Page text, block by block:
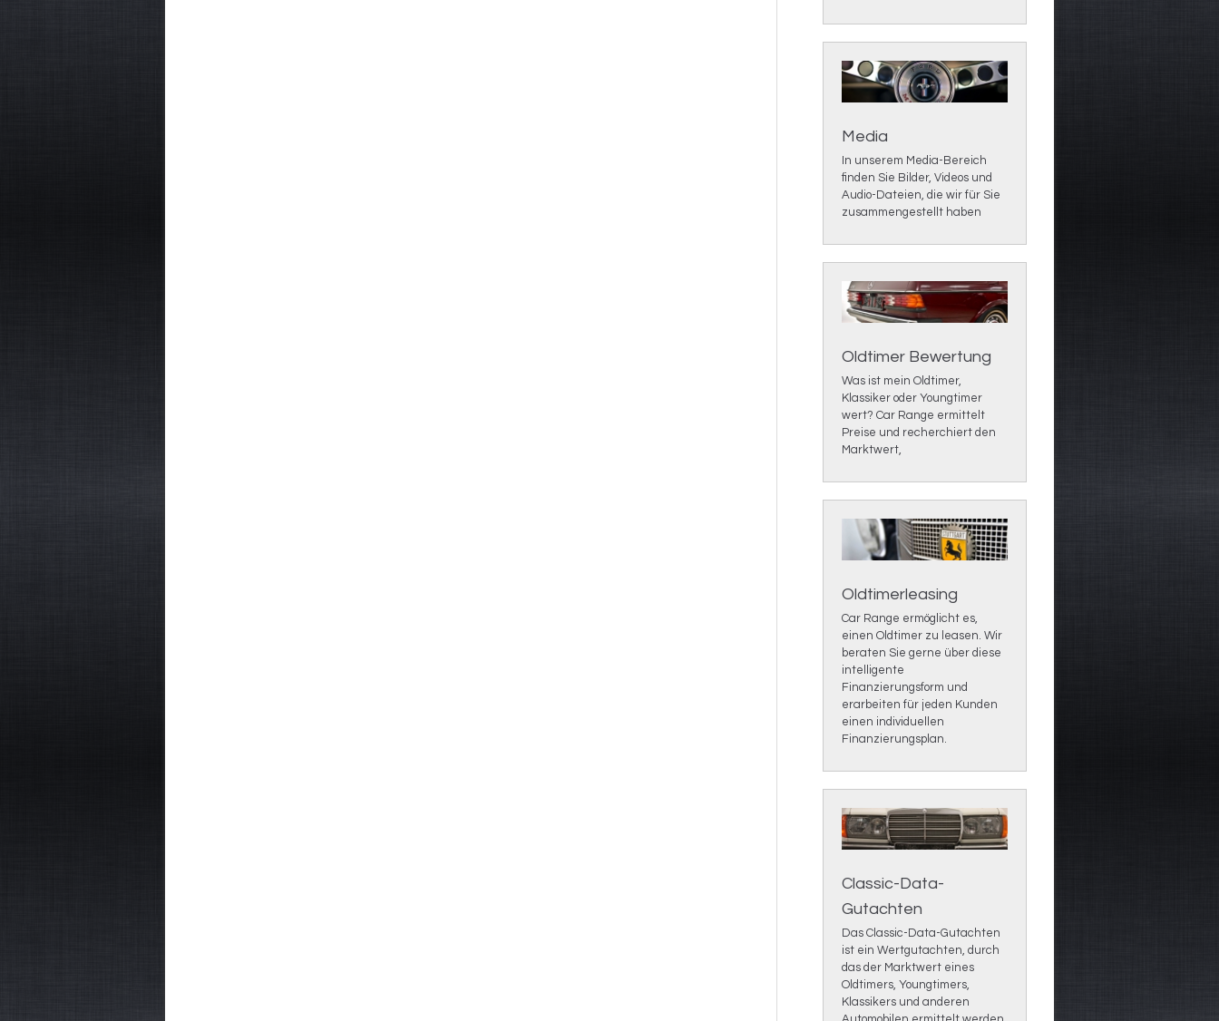
Media
In unserem Media-Bereich
finden Sie Bilder, Videos und
Audio-Dateien, die wir für Sie
zusammengestellt haben
Oldtimer Bewertung
Was ist mein Oldtimer,
Klassiker oder Youngtimer
wert? Car Range ermittelt
Preise und recherchiert den
Marktwert,
Oldtimerleasing
Car Range ermöglicht es,
einen Oldtimer zu leasen. Wir
beraten Sie gerne über diese
intelligente
Finanzierungsform und
erarbeiten für jeden Kunden
einen individuellen
Finanzierungsplan.
Classic-Data-
Gutachten
Das Classic-Data-Gutachten
ist ein Wertgutachten, durch
das der Marktwert eines
Oldtimers, Youngtimers,
Klassikers und anderen